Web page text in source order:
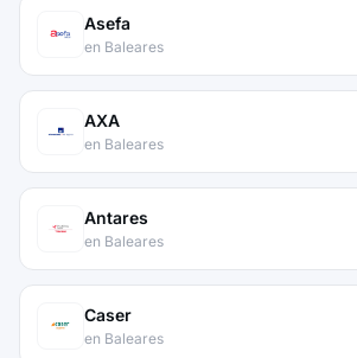
Asefa
en Baleares
AXA
en Baleares
Antares
en Baleares
Caser
en Baleares